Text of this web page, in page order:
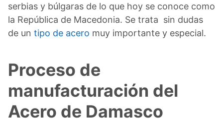
serbias y búlgaras de lo que hoy se conoce como
la República de Macedonia. Se trata sin dudas
de un tipo de acero muy importante y especial.
Proceso de
manufacturación del
Acero de Damasco